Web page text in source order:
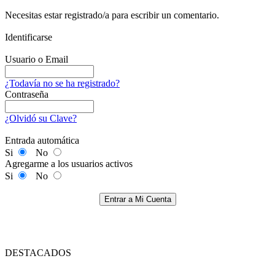
Necesitas estar registrado/a para escribir un comentario.
Identificarse
Usuario o Email
¿Todavía no se ha registrado?
Contraseña
¿Olvidó su Clave?
Entrada automática
Si
No
Agregarme a los usuarios activos
Si
No
Entrar a Mi Cuenta
DESTACADOS